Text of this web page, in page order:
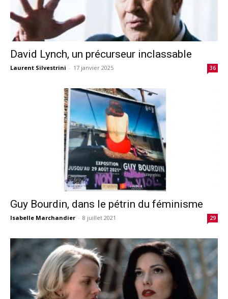
David Lynch, un précurseur inclassable
Laurent Silvestrini - 17 janvier 2025 36
Guy Bourdin, dans le pétrin du féminisme
Isabelle Marchandier - 8 juillet 2021 29